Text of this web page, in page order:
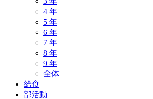
4 年
5 年
6 年
7 年
8 年
9 年
全体
給食
部活動